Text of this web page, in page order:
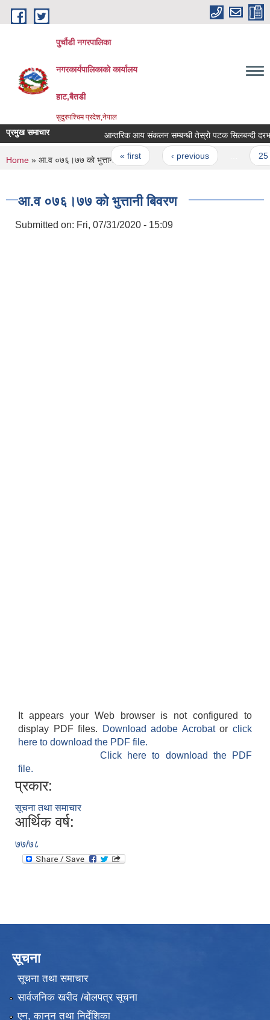
Skip to main content
पुर्चौडी नगरपालिका
नगरकार्यपालिकाकाे कार्यालय
हाट,बैतडी
सुदुरपश्चिम प्रदेश,नेपाल
प्रमुख समाचार आन्तरिक आय संकलन सम्बन्धी तेस्रो पटक सिलबन्दी
Pages
« first ‹ previous
You are here
Home » आ.व ०७६।७७ काे भुत्तानी बिवरण
आ.व ०७६।७७ काे भुत्तानी बिवरण
Submitted on: Fri, 07/31/2020 - 15:09
It appears your Web browser is not configured to
display PDF files.
Download adobe Acrobatorclick
here to download the PDF file.
Click here to download the PDF
file.
प्रकार:
सूचना तथा समाचार
आर्थिक वर्ष:
७७/७८
सूचना
सूचना तथा समाचार
सार्वजनिक खरीद /बोलपत्र सूचना
एन, कानुन तथा निर्देशिका